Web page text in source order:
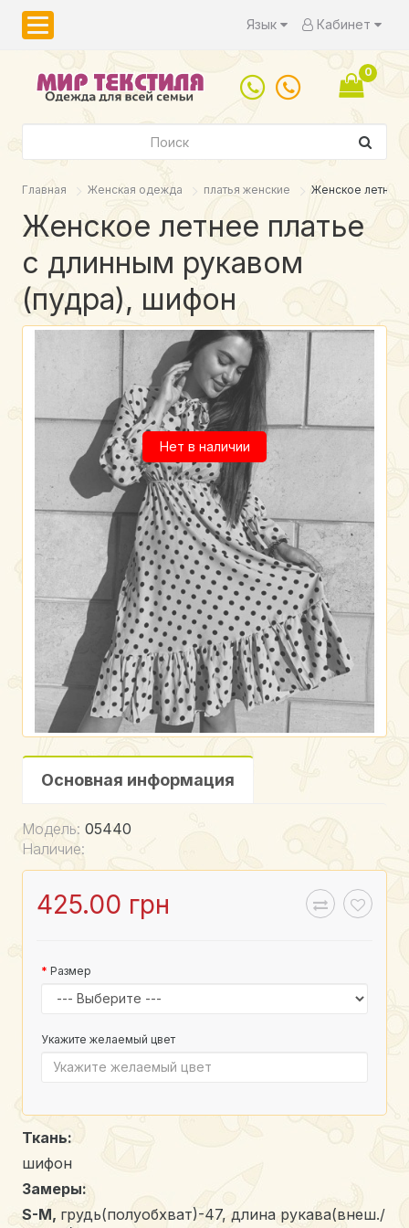
Язык Кабинет
0
Главная Женская одежда платья женские Женское летнее
Женское летнее платье
с длинным рукавом
(пудра), шифон
Нет в наличии
Основная информация
Модель: 05440
Наличие:
425.00 грн
Размер
Укажите желаемый цвет
Ткань:
шифон
Замеры:
S-M, грудь(полуобхват)-47, длина рукава(внеш./